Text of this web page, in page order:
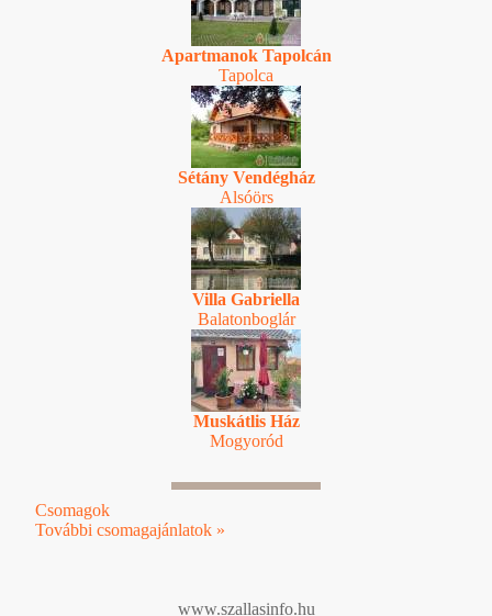
Apartmanok Tapolcán
Tapolca
Sétány Vendégház
Alsóörs
Villa Gabriella
Balatonboglár
Muskátlis Ház
Mogyoród
Csomagok
További csomagajánlatok »
www.szallasinfo.hu